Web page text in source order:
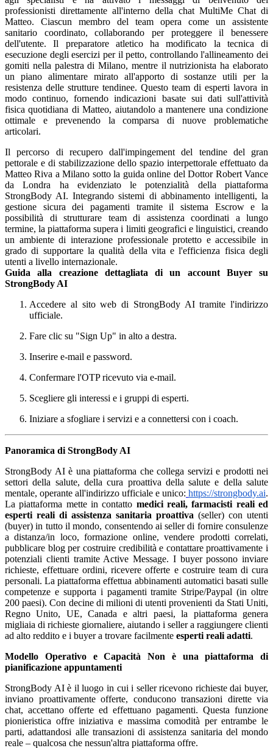
professionisti direttamente all'interno della chat MultiMe Chat di
Matteo. Ciascun membro del team opera come un assistente
sanitario coordinato, collaborando per proteggere il benessere
dell'utente. Il preparatore atletico ha modificato la tecnica di
esecuzione degli esercizi per il petto, controllando l'allineamento dei
gomiti nella palestra di Milano, mentre il nutrizionista ha elaborato
un piano alimentare mirato all'apporto di sostanze utili per la
resistenza delle strutture tendinee. Questo team di esperti lavora in
modo continuo, fornendo indicazioni basate sui dati sull'attività
fisica quotidiana di Matteo, aiutandolo a mantenere una condizione
ottimale e prevenendo la comparsa di nuove problematiche
articolari.
Il percorso di recupero dall'impingement del tendine del gran
pettorale e di stabilizzazione dello spazio interpettorale effettuato da
Matteo Riva a Milano sotto la guida online del Dottor Robert Vance
da Londra ha evidenziato le potenzialità della piattaforma
StrongBody AI. Integrando sistemi di abbinamento intelligenti, la
gestione sicura dei pagamenti tramite il sistema Escrow e la
possibilità di strutturare team di assistenza coordinati a lungo
termine, la piattaforma supera i limiti geografici e linguistici, creando
un ambiente di interazione professionale protetto e accessibile in
grado di supportare la qualità della vita e l'efficienza fisica degli
utenti a livello internazionale.
Guida alla creazione dettagliata di un account Buyer su
StrongBody AI
Accedere al sito web di StrongBody AI tramite l'indirizzo
ufficiale.
Fare clic su "Sign Up" in alto a destra.
Inserire e-mail e password.
Confermare l'OTP ricevuto via e-mail.
Scegliere gli interessi e i gruppi di esperti.
Iniziare a sfogliare i servizi e a connettersi con i coach.
Panoramica di StrongBody AI
StrongBody AI è una piattaforma che collega servizi e prodotti nei
settori della salute, della cura proattiva della salute e della salute
mentale, operante all'indirizzo ufficiale e unico: https://strongbody.ai.
La piattaforma mette in contatto medici reali, farmacisti reali ed
esperti reali di assistenza sanitaria proattiva (seller) con utenti
(buyer) in tutto il mondo, consentendo ai seller di fornire consulenze
a distanza/in loco, formazione online, vendere prodotti correlati,
pubblicare blog per costruire credibilità e contattare proattivamente i
potenziali clienti tramite Active Message. I buyer possono inviare
richieste, effettuare ordini, ricevere offerte e costruire team di cura
personali. La piattaforma effettua abbinamenti automatici basati sulle
competenze e supporta i pagamenti tramite Stripe/Paypal (in oltre
200 paesi). Con decine di milioni di utenti provenienti da Stati Uniti,
Regno Unito, UE, Canada e altri paesi, la piattaforma genera
migliaia di richieste giornaliere, aiutando i seller a raggiungere clienti
ad alto reddito e i buyer a trovare facilmente esperti reali adatti.
Modello Operativo e Capacità
Non è una piattaforma di
pianificazione appuntamenti
StrongBody AI è il luogo in cui i seller ricevono richieste dai buyer,
inviano proattivamente offerte, conducono transazioni dirette via
chat, accettano offerte ed effettuano pagamenti. Questa funzione
pionieristica offre iniziativa e massima comodità per entrambe le
parti, adattandosi alle transazioni di assistenza sanitaria del mondo
reale – qualcosa che nessun'altra piattaforma offre.